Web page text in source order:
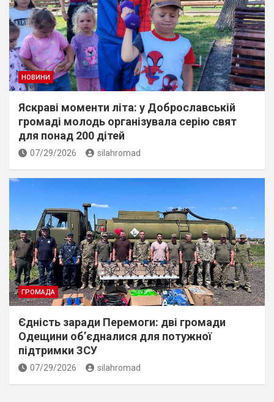
НОВИНИ
Яскраві моменти літа: у Доброславській
громаді молодь організувала серію свят
для понад 200 дітей
07/29/2026 silahromad
ГРОМАДА
Єдність заради Перемоги: дві громади
Одещини об’єдналися для потужної
підтримки ЗСУ
07/29/2026 silahromad